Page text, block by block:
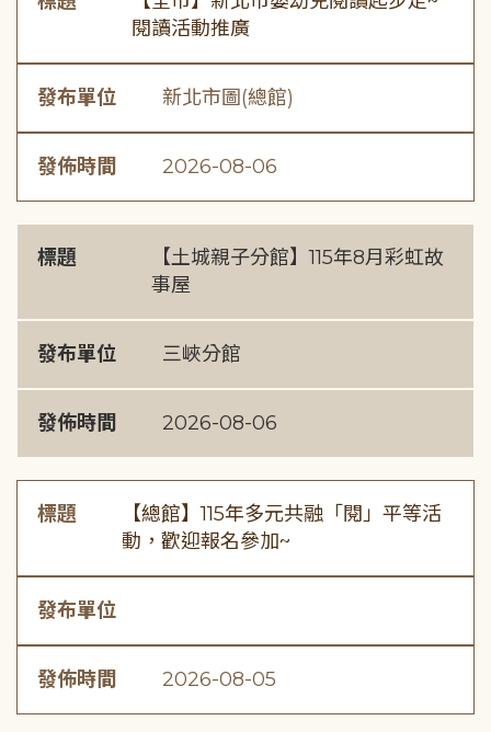
閱讀活動推廣
發布單位 新北市圖(總館)
發佈時間 2026-08-06
標題
【土城親子分館】115年8月彩虹故
事屋
發布單位 三峽分館
發佈時間 2026-08-06
標題
【總館】115年多元共融「閱」平等活
動，歡迎報名參加~
發布單位
發佈時間 2026-08-05